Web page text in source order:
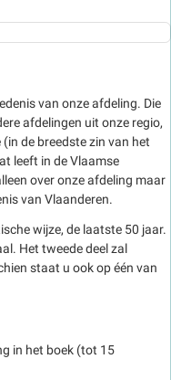
van onze afdeling. Die
afdelingen uit onze regio,
de breedste zin van het
leeft in de Vlaamse
over onze afdeling maar
van Vlaanderen.
wijze, de laatste 50 jaar.
Het tweede deel zal
staat u ook op één van
in het boek (tot 15